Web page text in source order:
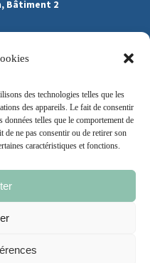
des technologies telles que les
des appareils. Le fait de consentir
données telles que le comportement de
ne pas consentir ou de retirer son
caractéristiques et fonctions.
Bâtiment 2
de cookie CGU